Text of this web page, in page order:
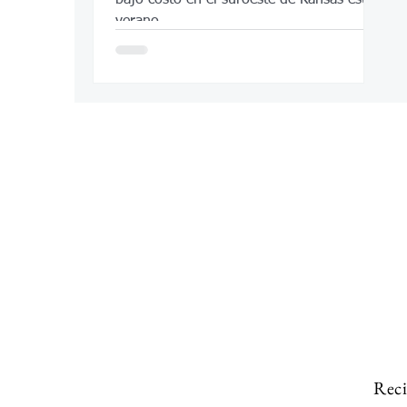
verano